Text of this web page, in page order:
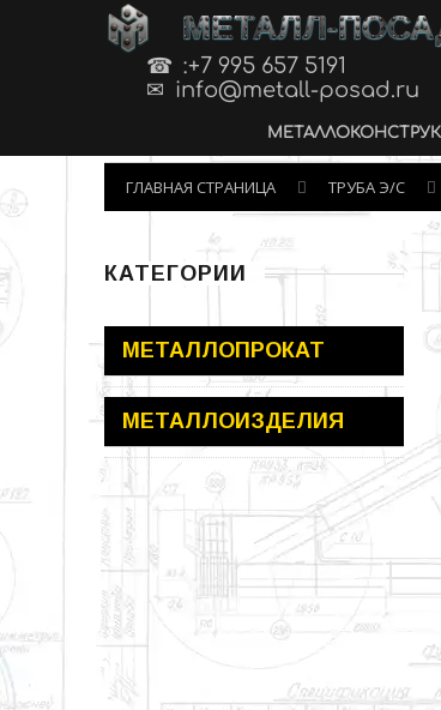
МЕТАЛЛ-
:+7 995 657 5191
info@metall-posad.ru
ГЛАВНАЯ СТРАНИЦА ТРУБА Э/С
КАТЕГОРИИ
МЕТАЛЛОПРОКАТ
МЕТАЛЛОИЗДЕЛИЯ